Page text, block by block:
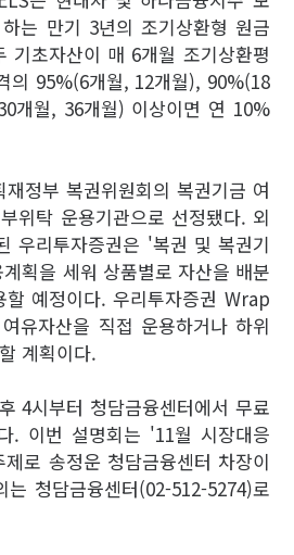
는 만기 3년의 조기상환형 원금
기초자산이 매 6개월 조기상환평
의 95%(6개월, 12개월), 90%(18
개월, 36개월) 이상이면 연 10%
정부 복권위원회의 복권기금 여
위탁 운용기관으로 선정됐다. 외
우리투자증권은 '복권 및 복권기
획을 세워 상품별로 자산을 배분
할 예정이다. 우리투자증권 Wrap
유자산을 직접 운용하거나 하위
계획이다.
4시부터 청담금융센터에서 무료
. 이번 설명회는 '11월 시장대응
로 송정운 청담금융센터 차장이
청담금융센터(02-512-5274)로